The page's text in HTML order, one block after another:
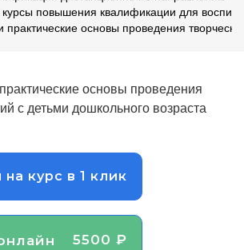
повышения квалификации для
практические основы проведения
основы проведения
с детьми дошкольного возраста
курс в 1 клик
5500 ₽